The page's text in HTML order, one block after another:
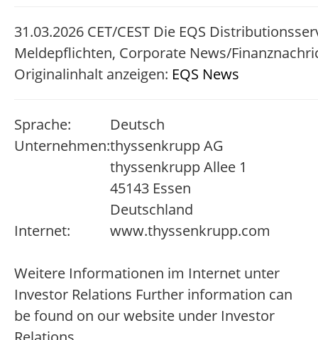
31.03.2026 CET/CEST Die EQS
Meldepflichten, Corporate News/
Originalinhalt anzeigen: EQS News
Sprache:
Deutsch
Unternehmen:thyssenkrupp AG
thyssenkrupp Allee 1
45143 Essen
Deutschland
Internet:
www.thyssenkrupp.com
Weitere Informationen im Internet unter
Investor Relations Further information can
be found on our website under Investor